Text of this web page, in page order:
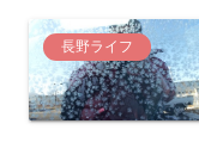
長野ライフ